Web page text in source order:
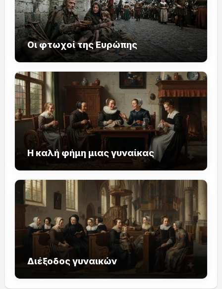
Οι φτωχοί της Ευρώπης
Η καλή φήμη μιας γυναίκας
Διέξοδος γυναικών